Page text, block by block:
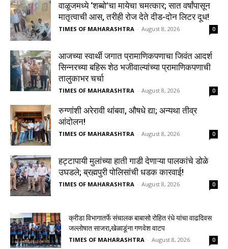
वाळूजमध्ये ‘शब्बो’चा मायेचा चमत्कार; सात वर्षांपासून
मातृत्वाची आस, तरीही रोज देते दीड-दोन लिटर दूध!
TIMES OF MAHARASHTRA - August 8, 2026 0
आजच्या स्वार्थी जगात प्रामाणिकपणाचा जिवंत आदर्श
सिन्नरच्या बहिरू शेठ भजीवाल्यांच्या प्रामाणिकपणाची
तालुकाभर चर्चा
TIMES OF MAHARASHTRA - August 8, 2026 0
रुग्णांशी अरेरावी थांबवा, औषधे द्या; अन्यथा तीव्र
आंदोलन!
TIMES OF MAHARASHTRA - August 8, 2026 0
हट्टापायी मुलांच्या हाती गाडी देणाऱ्या पालकांचे डोळे
उघडले; ब्रह्मपुरी पोलिसांची धडक कारवाई!
TIMES OF MAHARASHTRA - August 8, 2026 0
क्रीडा विभागातर्फे संचालक बाबासो रोहित रंधे यांचा वाढदिवस
जल्लोषात साजरा,खेळाडूंना गणवेश वाटप
TIMES OF MAHARASHTRA - August 8, 2026 0